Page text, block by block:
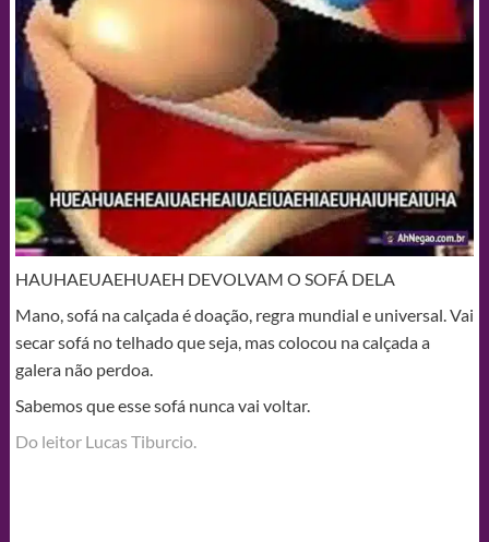
HAUHAEUAEHUAEH DEVOLVAM O SOFÁ DELA
Mano, sofá na calçada é doação, regra mundial e universal. Vai
secar sofá no telhado que seja, mas colocou na calçada a
galera não perdoa.
Sabemos que esse sofá nunca vai voltar.
Do leitor Lucas Tiburcio.